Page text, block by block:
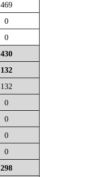
469
0
0
430
132
132
0
0
0
0
298